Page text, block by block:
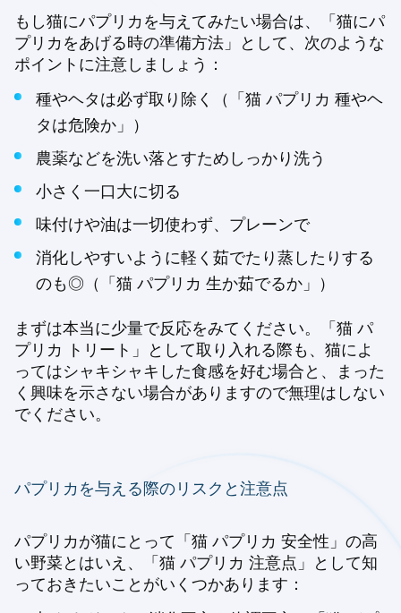
もし猫にパプリカを与えてみたい場合は、「猫にパ
プリカをあげる時の準備方法」として、次のような
ポイントに注意しましょう：
種やヘタは必ず取り除く（「猫 パプリカ 種やヘ
タは危険か」）
農薬などを洗い落とすためしっかり洗う
小さく一口大に切る
味付けや油は一切使わず、プレーンで
消化しやすいように軽く茹でたり蒸したりする
のも◎（「猫 パプリカ 生か茹でるか」）
まずは本当に少量で反応をみてください。「猫 パ
プリカ トリート」として取り入れる際も、猫によ
ってはシャキシャキした食感を好む場合と、まった
く興味を示さない場合がありますので無理はしない
でください。
パプリカを与える際のリスクと注意点
パプリカが猫にとって「猫 パプリカ 安全性」の高
い野菜とはいえ、「猫 パプリカ 注意点」として知
っておきたいことがいくつかあります：